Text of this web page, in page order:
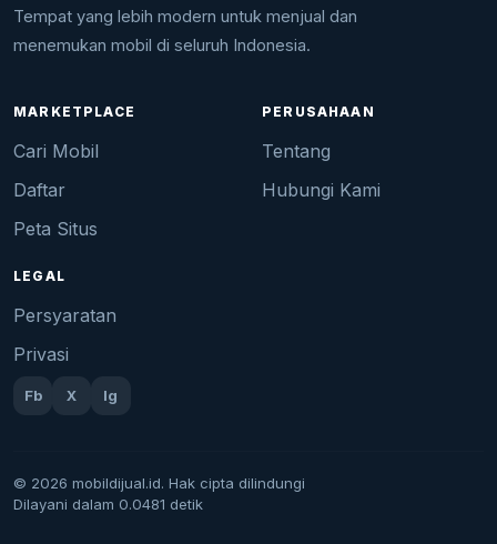
Tempat yang lebih modern untuk menjual dan
menemukan mobil di seluruh Indonesia.
MARKETPLACE
Cari Mobil
Daftar
Peta Situs
PERUSAHAAN
Tentang
Hubungi Kami
LEGAL
Persyaratan
Privasi
Fb X Ig
© 2026 mobildijual.id. Hak cipta dilindungi
Dilayani dalam 0.0481 detik